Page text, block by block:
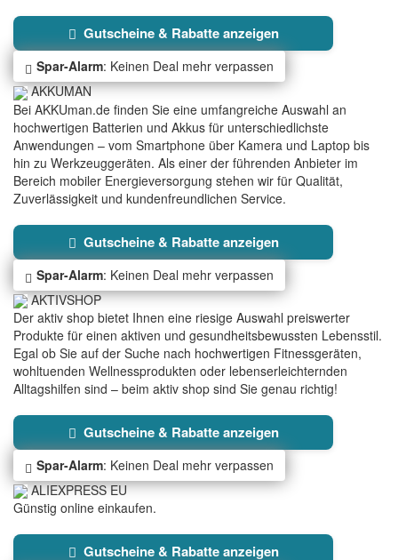
Gutscheine & Rabatte anzeigen
Spar-Alarm: Keinen Deal mehr verpassen
AKKUMAN
Bei AKKUman.de finden Sie eine umfangreiche Auswahl an
hochwertigen Batterien und Akkus für unterschiedlichste
Anwendungen – vom Smartphone über Kamera und Laptop bis
hin zu Werkzeuggeräten. Als einer der führenden Anbieter im
Bereich mobiler Energieversorgung stehen wir für Qualität,
Zuverlässigkeit und kundenfreundlichen Service.
Gutscheine & Rabatte anzeigen
Spar-Alarm: Keinen Deal mehr verpassen
AKTIVSHOP
Der aktiv shop bietet Ihnen eine riesige Auswahl preiswerter
Produkte für einen aktiven und gesundheitsbewussten Lebensstil.
Egal ob Sie auf der Suche nach hochwertigen Fitnessgeräten,
wohltuenden Wellnessprodukten oder lebenserleichternden
Alltagshilfen sind – beim aktiv shop sind Sie genau richtig!
Gutscheine & Rabatte anzeigen
Spar-Alarm: Keinen Deal mehr verpassen
ALIEXPRESS EU
Günstig online einkaufen.
Gutscheine & Rabatte anzeigen